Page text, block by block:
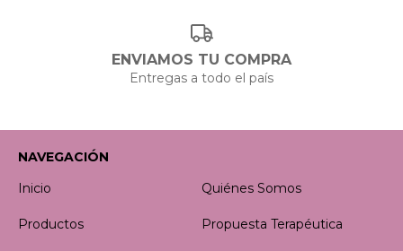
ENVIAMOS TU COMPRA
Entregas a todo el país
NAVEGACIÓN
Inicio
Quiénes Somos
Productos Propuesta Terapéutica